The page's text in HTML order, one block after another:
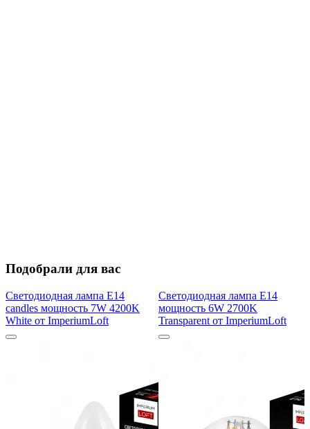
Подобрали для вас
Светодиодная лампа E14
candles мощность 7W 4200K
White от ImperiumLoft
Светодиодная лампа E14
мощность 6W 2700K
Transparent от ImperiumLoft